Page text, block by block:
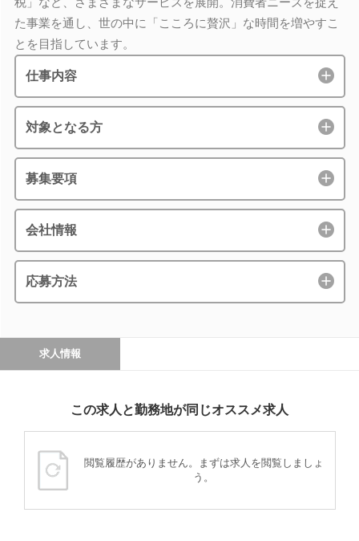
た事業を通し、世の中に「こころに贅沢」な時間を増やすこ
とを目指しています。
仕事内容
対象となる方
募集要項
会社情報
応募方法
求人情報
この求人と勤務地が同じオススメ求人
閲覧履歴がありません。まずは求人を閲覧しましょ
う。